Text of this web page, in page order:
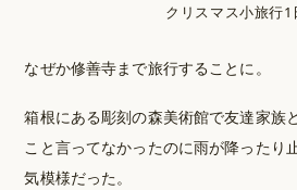
クリスマス小旅行1
なぜか修善寺まで旅行することに。
箱根にある彫刻の森美術館で友達家族
こと言ってなかったのに雨が降ったり
気模様だった。